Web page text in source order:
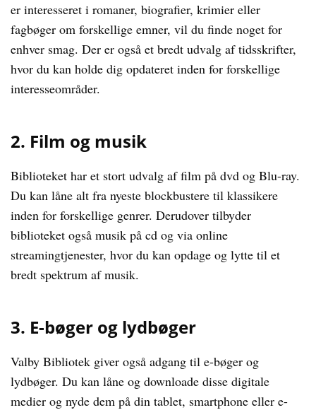
er interesseret i romaner, biografier, krimier eller
fagbøger om forskellige emner, vil du finde noget for
enhver smag. Der er også et bredt udvalg af tidsskrifter,
hvor du kan holde dig opdateret inden for forskellige
interesseområder.
2. Film og musik
Biblioteket har et stort udvalg af film på dvd og Blu-ray.
Du kan låne alt fra nyeste blockbustere til klassikere
inden for forskellige genrer. Derudover tilbyder
biblioteket også musik på cd og via online
streamingtjenester, hvor du kan opdage og lytte til et
bredt spektrum af musik.
3. E-bøger og lydbøger
Valby Bibliotek giver også adgang til e-bøger og
lydbøger. Du kan låne og downloade disse digitale
medier og nyde dem på din tablet, smartphone eller e-